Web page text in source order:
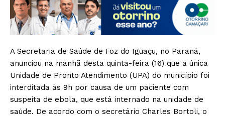
A Secretaria de Saúde de Foz do Iguaçu, no Paraná,
anunciou na manhã desta quinta-feira (16) que a única
Unidade de Pronto Atendimento (UPA) do município foi
interditada às 9h por causa de um paciente com
suspeita de ebola, que está internado na unidade de
saúde. De acordo com o secretário Charles Bortoli, o